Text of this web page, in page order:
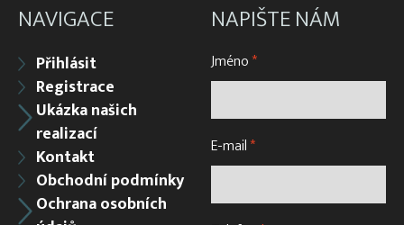
NAVIGACE
Přihlásit
Registrace
Ukázka našich
realizací
Kontakt
Obchodní podmínky
Ochrana osobních
NAPIŠTE NÁM
Jméno*
E-mail*